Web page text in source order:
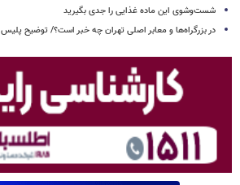
شست‌وشوی این ماده غذایی را جدی بگیرید
در بزرگراه‌ها و معابر اصلی تهران چه خبر است؟/ توضیح پلیس